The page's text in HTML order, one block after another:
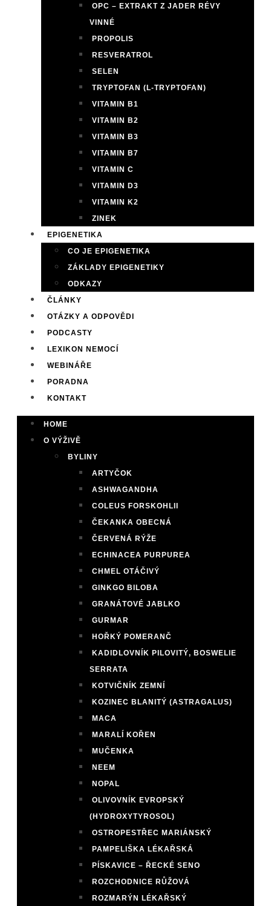
OPC – EXTRAKT Z JADER RÉVY
VINNÉ
PROPOLIS
RESVERATROL
SELEN
TRYPTOFAN (L-TRYPTOFAN)
VITAMIN B1
VITAMIN B2
VITAMIN B3
VITAMIN B7
VITAMIN C
VITAMIN D3
VITAMIN K2
ZINEK
EPIGENETIKA
CO JE EPIGENETIKA
ZÁKLADY EPIGENETIKY
ODKAZY
ČLÁNKY
OTÁZKY A ODPOVĚDI
PODCASTY
LEXIKON NEMOCÍ
WEBINÁŘE
PORADNA
KONTAKT
HOME
O VÝŽIVĚ
BYLINY
ARTYČOK
ASHWAGANDHA
COLEUS FORSKOHLII
ČEKANKA OBECNÁ
ČERVENÁ RÝŽE
ECHINACEA PURPUREA
CHMEL OTÁČIVÝ
GINKGO BILOBA
GRANÁTOVÉ JABLKO
GURMAR
HOŘKÝ POMERANČ
KADIDLOVNÍK PILOVITÝ, BOSWELIE
SERRATA
KOTVIČNÍK ZEMNÍ
KOZINEC BLANITÝ (ASTRAGALUS)
MACA
MARALÍ KOŘEN
MUČENKA
NEEM
NOPAL
OLIVOVNÍK EVROPSKÝ
(HYDROXYTYROSOL)
OSTROPESTŘEC MARIÁNSKÝ
PAMPELIŠKA LÉKAŘSKÁ
PÍSKAVICE – ŘECKÉ SENO
ROZCHODNICE RŮŽOVÁ
ROZMARÝN LÉKAŘSKÝ